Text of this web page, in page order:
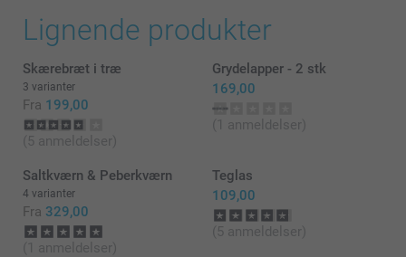
os!
Hvis du stadig ikke har modtaget din ordre, så skriv
endelig til os via
https://www.smartphoto.dk/kontakt, så kigger vi
straks på det og finder en løsning.
De bedste hilsner
Zeinab @smartphoto
Lignende produkter
Skærebræt i træ
3 varianter
Fra 199,00
(5 anmeldelser)
Grydelapper - 2 stk
169,00
(1 anmeldelser)
Saltkværn & Peberkværn
4 varianter
Fra 329,00
(1 anmeldelser)
Teglas
109,00
(5 anmeldelser)